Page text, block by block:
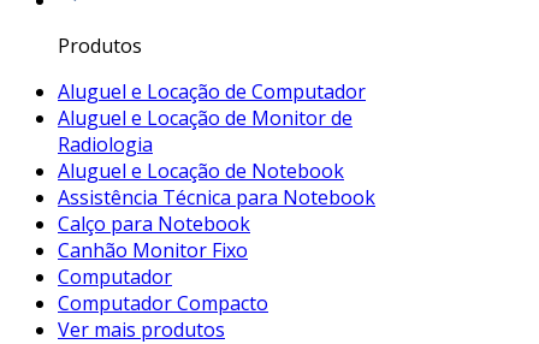
Produtos
Aluguel e Locação de Computador
Aluguel e Locação de Monitor de
Radiologia
Aluguel e Locação de Notebook
Assistência Técnica para Notebook
Calço para Notebook
Canhão Monitor Fixo
Computador
Computador Compacto
Ver mais produtos